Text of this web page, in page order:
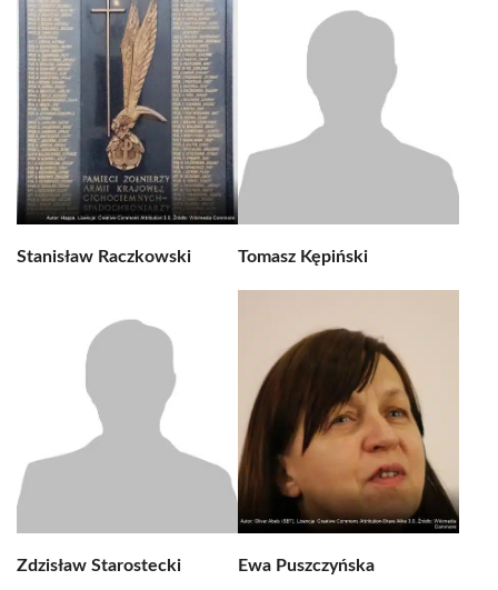
Stanisław Raczkowski Tomasz Kępiński
Zdzisław Starostecki Ewa Puszczyńska